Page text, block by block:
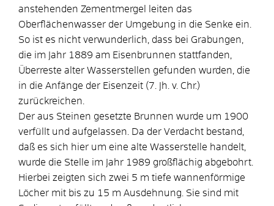
anstehenden Zementmergel leiten das
Oberflächenwasser der Umgebung in die Senke ein.
So ist es nicht verwunderlich, dass bei Grabungen,
die im Jahr 1889 am Eisenbrunnen stattfanden,
Überreste alter Wasserstellen gefunden wurden, die
in die Anfänge der Eisenzeit (7. Jh. v. Chr.)
zurückreichen.
Der aus Steinen gesetzte Brunnen wurde um 1900
verfüllt und aufgelassen. Da der Verdacht bestand,
daß es sich hier um eine alte Wasserstelle handelt,
wurde die Stelle im Jahr 1989 großflächig abgebohrt.
Hierbei zeigten sich zwei 5 m tiefe wannenförmige
Löcher mit bis zu 15 m Ausdehnung. Sie sind mit